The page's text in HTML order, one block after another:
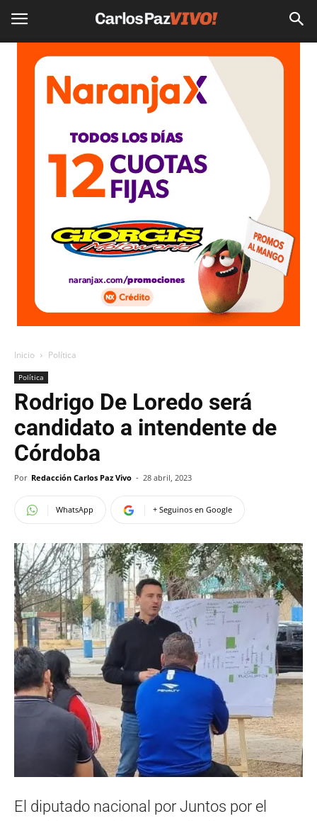
Inicio Política
Política
Rodrigo De Loredo será
candidato a intendente de
Córdoba
Por Redacción Carlos Paz Vivo - 28 abril, 2023
WhatsApp + Seguinos en Google
El diputado nacional por Juntos por el